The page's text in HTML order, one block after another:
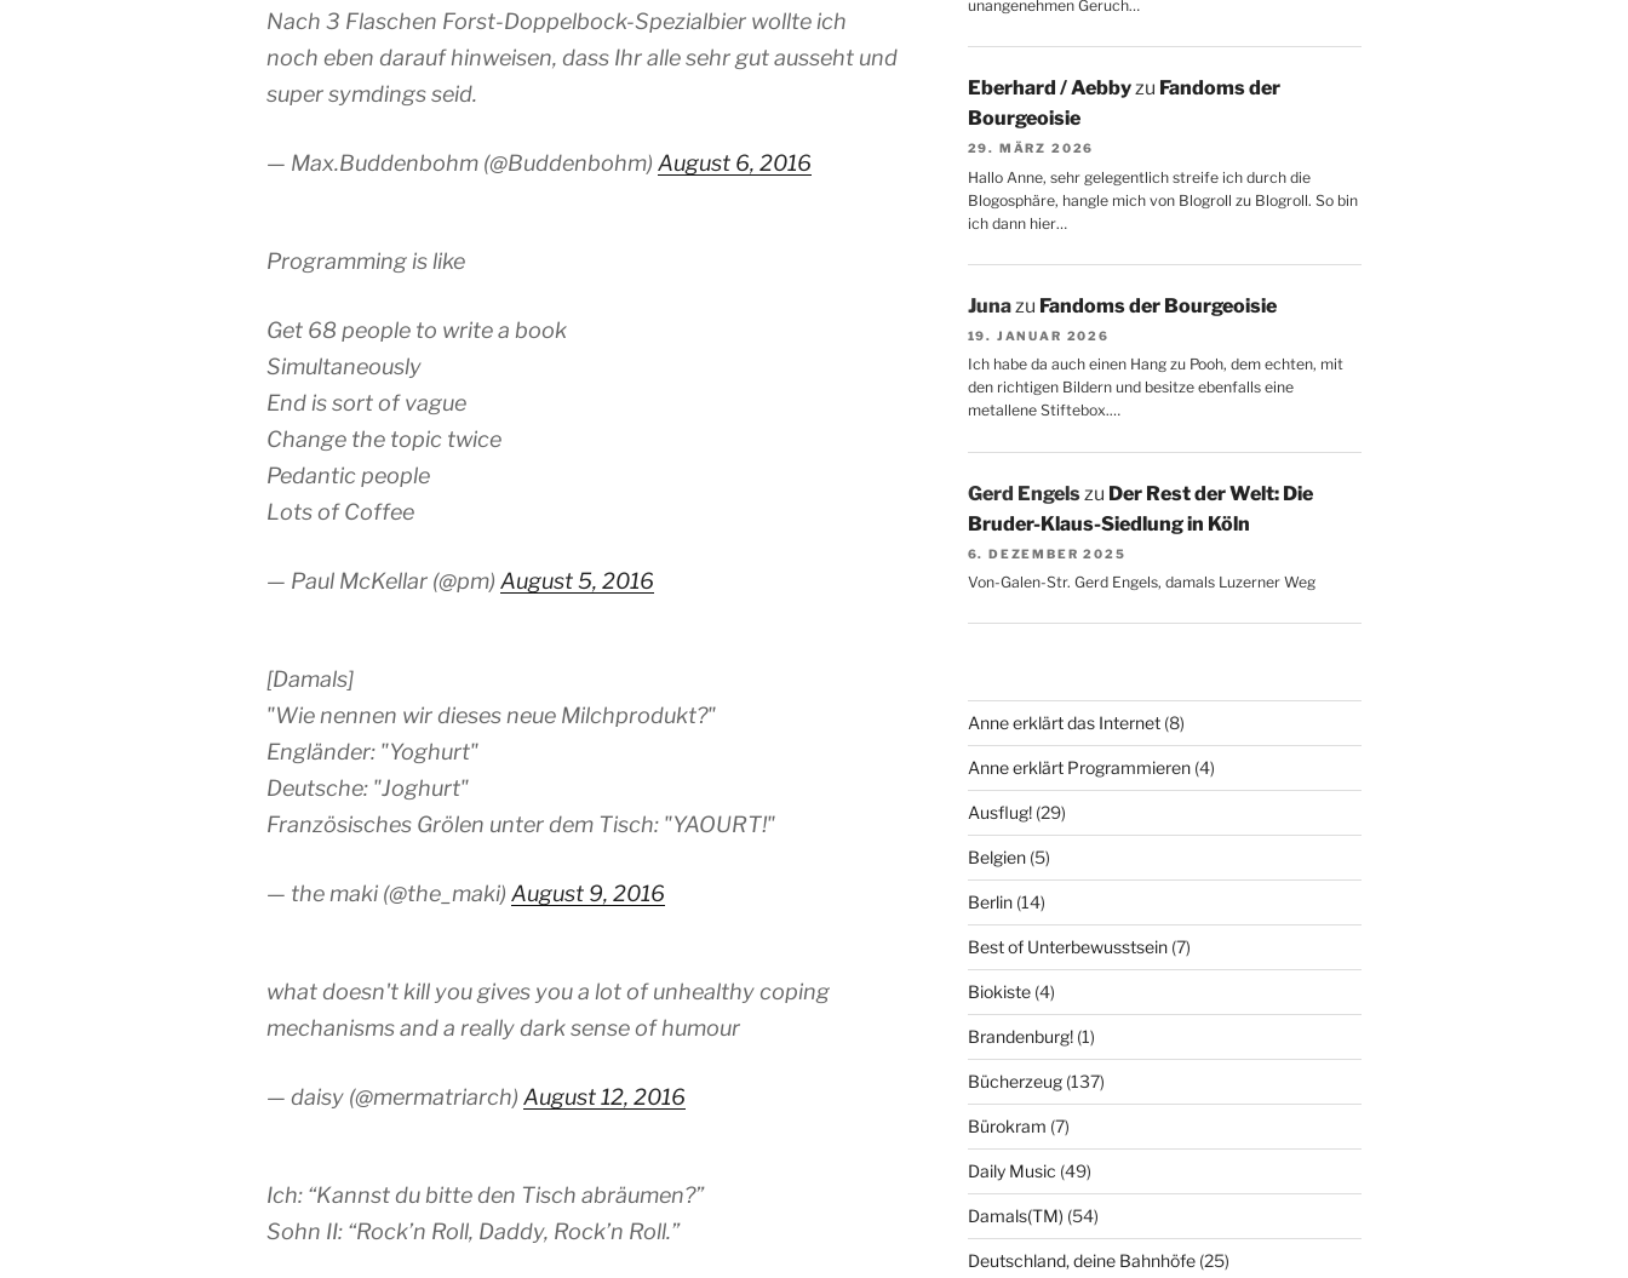
Nach 3 Flaschen Forst-Doppelbock-Spezialbier wollte ich
noch eben darauf hinweisen, dass Ihr alle sehr gut ausseht und
super symdings seid.
— Max.Buddenbohm (@Buddenbohm) August 6, 2016
Programming is like
Get 68 people to write a book
Simultaneously
End is sort of vague
Change the topic twice
Pedantic people
Lots of Coffee
— Paul McKellar (@pm) August 5, 2016
[Damals]
"Wie nennen wir dieses neue Milchprodukt?"
Engländer: "Yoghurt"
Deutsche: "Joghurt"
Französisches Grölen unter dem Tisch: "YAOURT!"
— the maki (@the_maki) August 9, 2016
what doesn't kill you gives you a lot of unhealthy coping
mechanisms and a really dark sense of humour
— daisy (@mermatriarch) August 12, 2016
Ich: “Kannst du bitte den Tisch abräumen?”
Sohn II: “Rock’n Roll, Daddy, Rock’n Roll.”
unangenehmen Geruch…
Eberhard / Aebbyzu Fandoms der
Bourgeoisie
29. MÄRZ 2026
Hallo Anne, sehr gelegentlich streife ich durch die
Blogosphäre, hangle mich von Blogroll zu Blogroll. So bin
ich dann hier…
Junazu Fandoms der Bourgeoisie
19. JANUAR 2026
Ich habe da auch einen Hang zu Pooh, dem echten, mit
den richtigen Bildern und besitze ebenfalls eine
metallene Stiftebox.…
Gerd Engelszu Der Rest der Welt: Die
Bruder-Klaus-Siedlung in Köln
6. DEZEMBER 2025
Von-Galen-Str. Gerd Engels, damals Luzerner Weg
Anne erklärt das Internet(8)
Anne erklärt Programmieren(4)
Ausflug!(29)
Belgien(5)
Berlin(14)
Best of Unterbewusstsein(7)
Biokiste(4)
Brandenburg!(1)
Bücherzeug(137)
Bürokram (7)
Daily Music (49)
Damals(TM) (54)
Deutschland, deine Bahnhöfe(25)